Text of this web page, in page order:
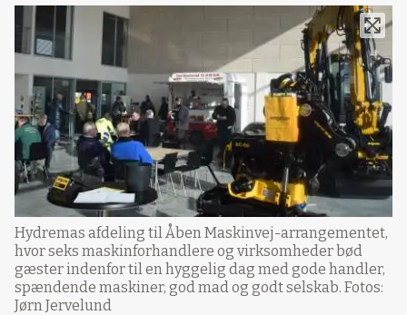
Hydremas afdeling til Åben Maskinvej-arrangementet,
hvor seks maskinforhandlere og virksomheder bød
gæster indenfor til en hyggelig dag med gode handler,
spændende maskiner, god mad og godt selskab. Fotos:
Jørn Jervelund